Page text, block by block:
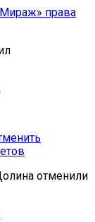
права
отменили